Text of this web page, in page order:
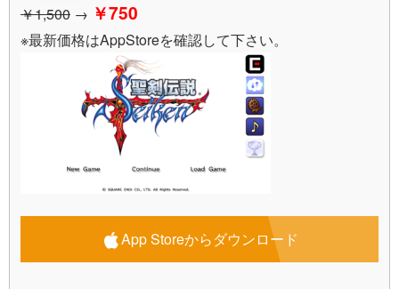
￥1,500 → ￥750
※最新価格はAppStoreを確認して下さい。
App Storeからダウンロード